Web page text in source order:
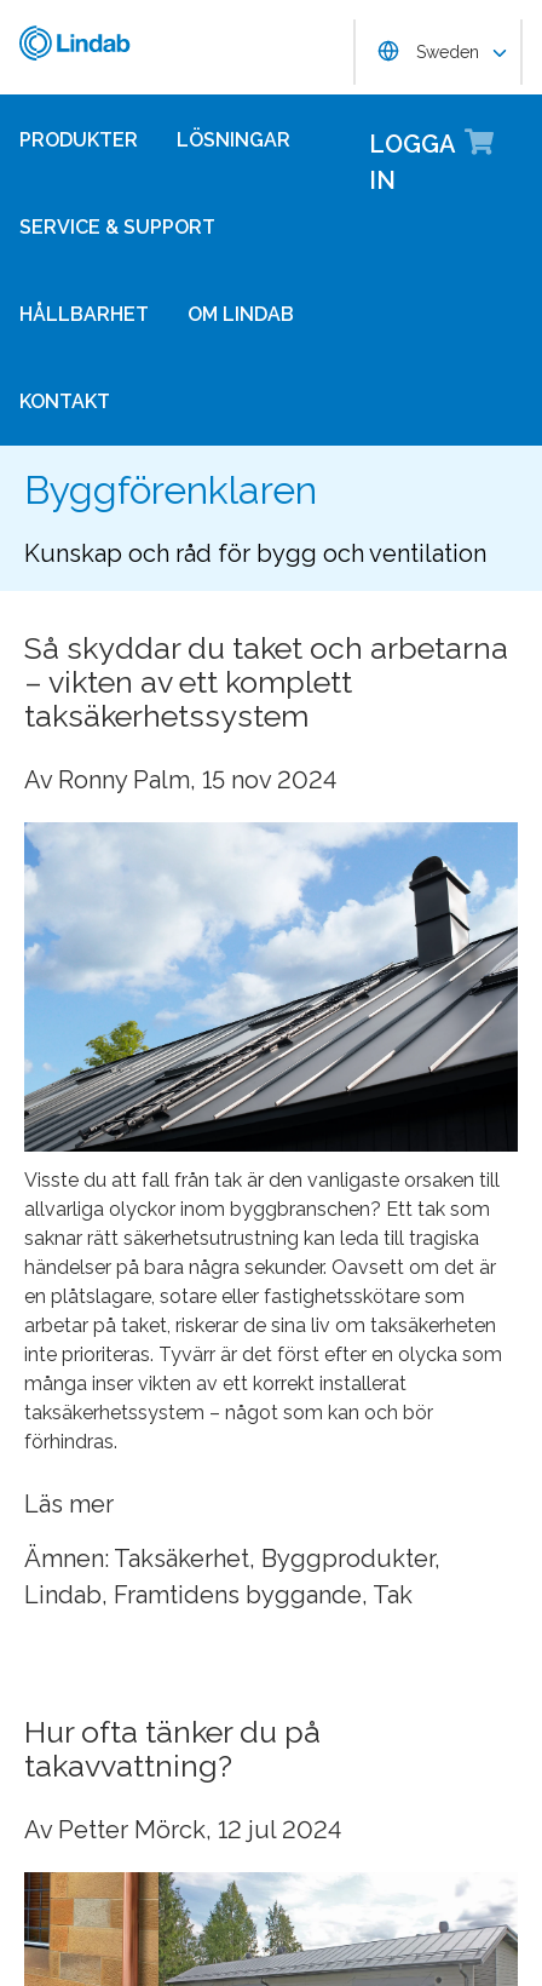
till
huvudinnehållet
Lindab Choose
Sweden
PRODUKTER LÖSNINGAR
SERVICE & SUPPORT
HÅLLBARHET OM LINDAB
KONTAKT
LOGGA
IN
Byggförenklaren
Kunskap och råd för bygg och ventilation
Så skyddar du taket och arbetarna
– vikten av ett komplett
taksäkerhetssystem
Av Ronny Palm, 15 nov 2024
Visste du att fall från tak är den vanligaste orsaken till
allvarliga olyckor inom byggbranschen? Ett tak som
saknar rätt säkerhetsutrustning kan leda till tragiska
händelser på bara några sekunder. Oavsett om det är
en plåtslagare, sotare eller fastighetsskötare som
arbetar på taket, riskerar de sina liv om taksäkerheten
inte prioriteras. Tyvärr är det först efter en olycka som
många inser vikten av ett korrekt installerat
taksäkerhetssystem – något som kan och bör
förhindras.
Läs mer
Ämnen: Taksäkerhet, Byggprodukter,
Lindab, Framtidens byggande, Tak
Hur ofta tänker du på
takavvattning?
Av Petter Mörck, 12 jul 2024